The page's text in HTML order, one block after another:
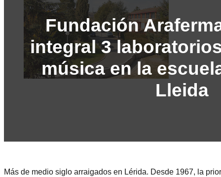
Fundación
integral 3
música en la
Lleida
Más de medio siglo arraigados en Lérida. Desde 1967, la